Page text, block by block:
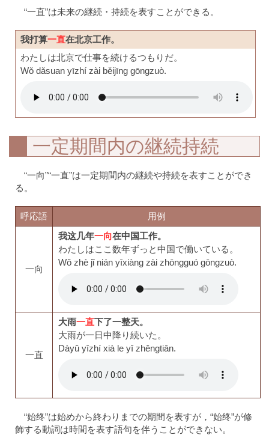
“一直”は未来の継続・持続を表すことができる。
我打算一直在北京工作。
わたしは北京で仕事を続けるつもりだ。
Wǒ dǎsuan yīzhí zài běijīng gōngzuò.
一定期間内の継続持続
“一向”“一直”は一定期間内の継続や持続を表すことができ
る。
呼応語 用例
一向
我这几年一向在中国工作。
わたしはここ数年ずっと中国で働いている。
Wǒ zhè jǐ nián yīxiàng zài zhōngguó gōngzuò.
一直
大雨一直下了一整天。
大雨が一日中降り続いた。
Dàyǔ yīzhí xià le yī zhěngtiān.
“始终”は始めから終わりまでの期間を表すが，“始终”が修
飾する動詞は時間を表す語句を伴うことができない。